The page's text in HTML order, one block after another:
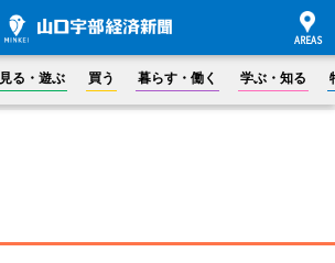
見る・遊ぶ 買う 暮らす・働く 学ぶ・知る